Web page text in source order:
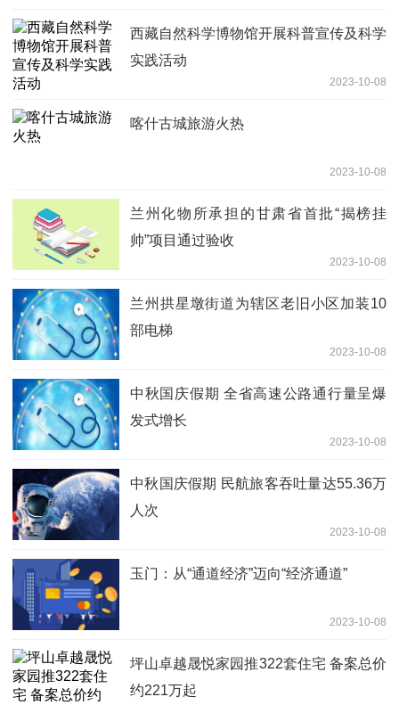
西藏自然科学博物馆开展科普宣传及科学
实践活动
2023-10-08
喀什古城旅游火热
2023-10-08
兰州化物所承担的甘肃省首批“揭榜挂
帅”项目通过验收
2023-10-08
兰州拱星墩街道为辖区老旧小区加装10
部电梯
2023-10-08
中秋国庆假期 全省高速公路通行量呈爆
发式增长
2023-10-08
中秋国庆假期 民航旅客吞吐量达55.36万
人次
2023-10-08
玉门：从“通道经济”迈向“经济通道”
2023-10-08
坪山卓越晟悦家园推322套住宅 备案总价
约221万起